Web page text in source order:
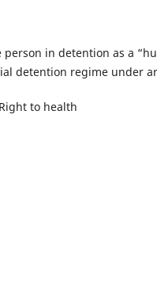
in detention as a
detention regime under
to health